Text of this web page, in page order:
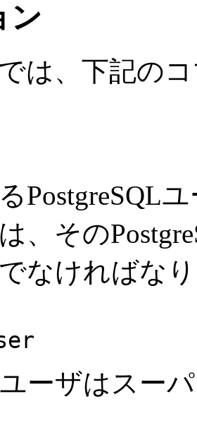
ン
では、下記の
PostgreSQLユ
、その
なければな
ーザはスー